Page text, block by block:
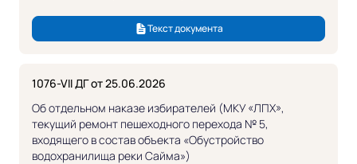
Текст документа
1076-VII ДГ от 25.06.2026
Об отдельном наказе избирателей (МКУ «ЛПХ»,
текущий ремонт пешеходного перехода № 5,
входящего в состав объекта «Обустройство
водохранилища реки Сайма»)